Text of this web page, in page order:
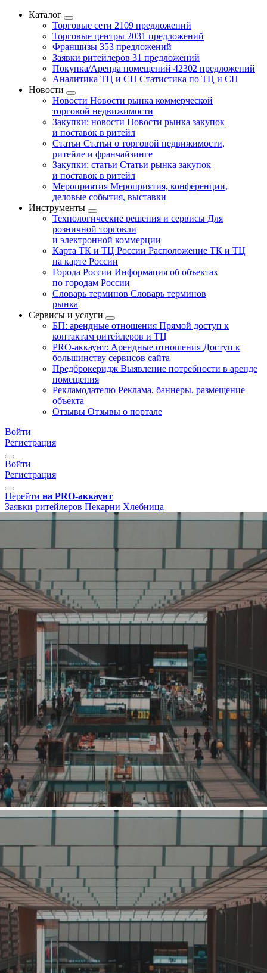
Каталог
Торговые сети 2109 предложений
Торговые центры 2031 предложений
Франшизы 353 предложений
Заявки ритейлеров 31 предложений
Покупка/Аренда помещений 42302 предложений
Аналитика ТЦ и СП Статистика по ТЦ и СП
Новости
Новости Новости рынка коммерческой
торговой недвижимости
Закупки: новости Новости рынка закупок
и поставок в ритейл
Статьи Статьи о торговой недвижимости,
ритейле и франчайзинге
Закупки: статьи Статьи рынка закупок
и поставок в ритейл
Мероприятия Мероприятия, конференции,
деловые события, выставки
Инструменты
Технологические решения и сервисы Для
розничной торговли
и электронной коммерции
Карта ТК и ТЦ России Расположение ТК и ТЦ
на карте России
Города России Информация об объектах
по городам России
Словарь терминов Словарь терминов
рынка
Сервисы и услуги
БП: арендные отношения Прямой доступ к
контактам ритейлеров и ТЦ
PRO-аккаунт: Арендные отношения Доступ к
большинству сервисов сайта
Предброкеридж Выявление потребности в аренде
помещения
Рекламодателю Реклама, баннеры, размещение
объекта
Отзывы Отзывы о портале
Войти
Регистрация
Войти
Регистрация
Перейти на PRO-аккаунт
Заявки ритейлеров Пекарни Хлебница
Новое предложение
Хлебница
Связаться с рителейром
Заказать прозвон ритейлера
Сеть пекарен "Хлебница" арендует помещение 20(25) - 70
кв.м. в Тольятти с отдельным входом или прямо на входе в ТЦ
или Гастроном. Минимум ступенек на входе. Высокий трафик
350 чел/час. Наличие витринных окон. Электричество от 30
кВт(или с возможностью увеличения). Вода, канализация.
139 (+1)
Навигация